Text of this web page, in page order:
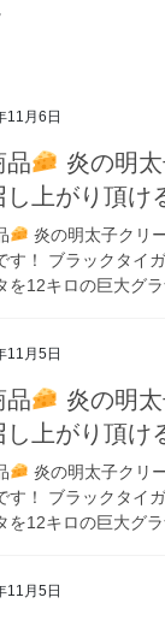
11月6日
品
炎の明
し上がり頂け
炎の明太子クリ
す！ ブラックタイ
を12キロの巨大グ
11月5日
品
炎の明
し上がり頂け
炎の明太子クリ
す！ ブラックタイ
を12キロの巨大グ
11月5日